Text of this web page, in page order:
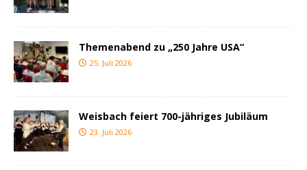
Themenabend zu „250 Jahre USA“
25. Juli 2026
Weisbach feiert 700-jähriges Jubiläum
23. Juli 2026